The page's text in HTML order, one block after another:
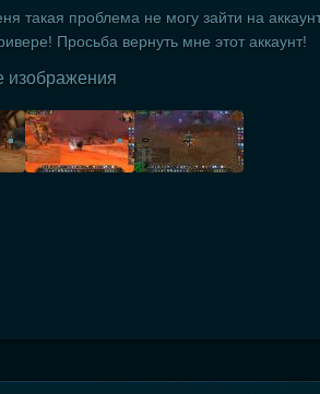
такая проблема не могу зайти на
Просьба вернуть мне этот аккаунт!
изображения